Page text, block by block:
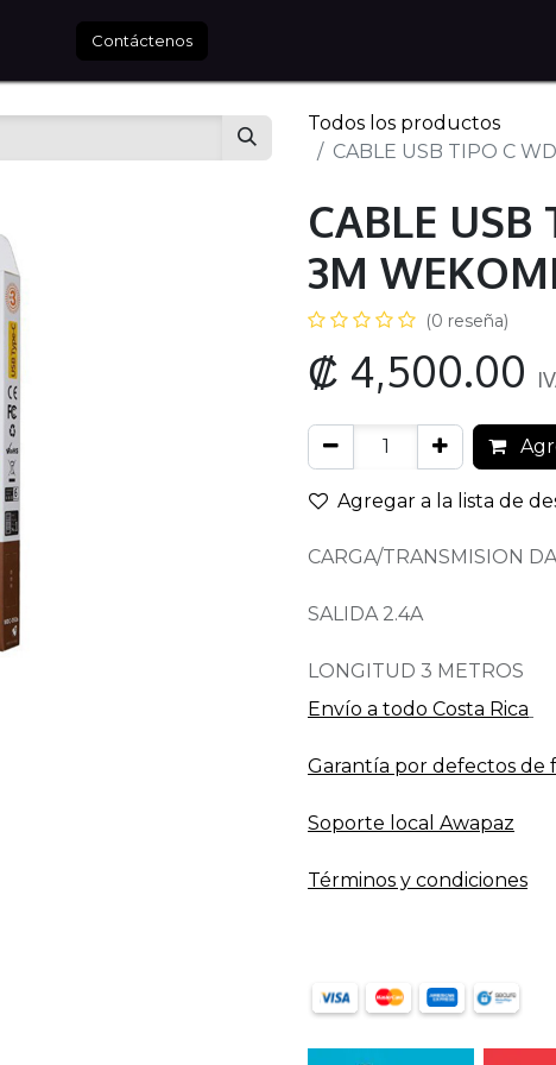
Contáctenos
Todos los productos
CABLE USB TIPO C
CABLE
3M
(0 reseña)
₡ 4,500.00
Agregar a la lista de
CARGA/TRANSMISION
SALIDA 2.4A
LONGITUD 3 METROS
Envío a todo​ Costa Rica
Garantía por defectos de
Soporte local Awapaz
Términos y condiciones